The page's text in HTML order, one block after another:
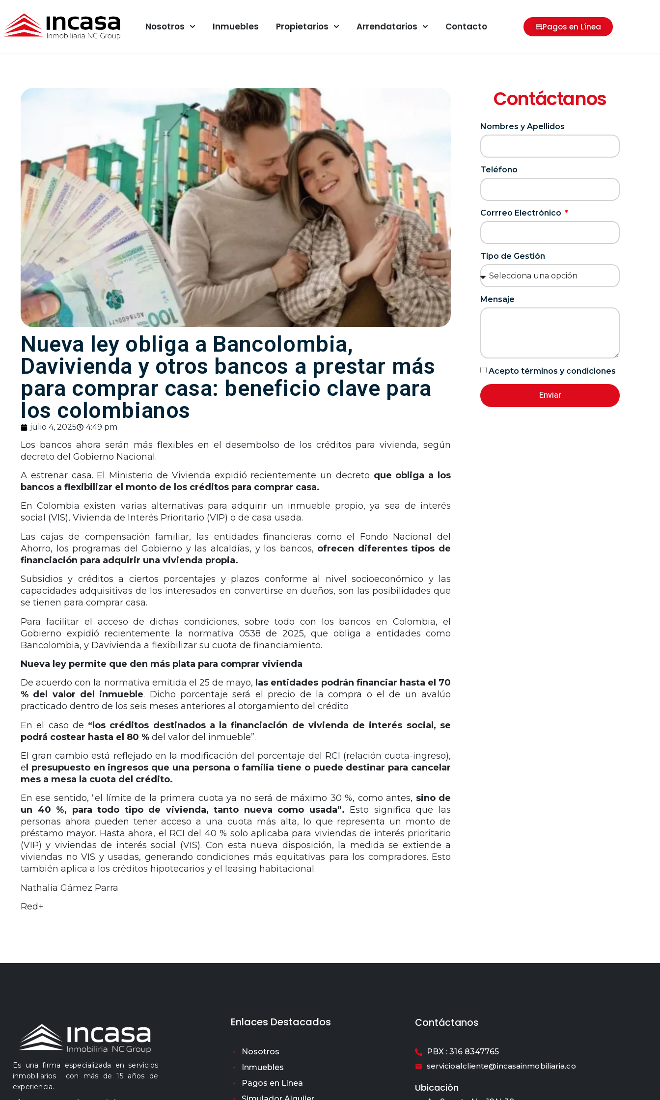
Nosotros Inmuebles Propietarios Arrendatarios Contacto Pagos en Línea
Nueva ley obliga a Bancolombia,
Davivienda y otros bancos a prestar más
para comprar casa: beneficio clave para
los colombianos
julio 4, 2025 4:49 pm
Los bancos ahora serán más flexibles en el desembolso de los créditos para vivienda, según
decreto del Gobierno Nacional.
A estrenar casa. El Ministerio de Vivienda expidió recientemente un decreto que obliga a los
bancos a flexibilizar el monto de los créditos para comprar casa.
En Colombia existen varias alternativas para adquirir un inmueble propio, ya sea de interés
social (VIS), Vivienda de Interés Prioritario (VIP) o de casa usada.
Las cajas de compensación familiar, las entidades financieras como el Fondo Nacional del
Ahorro, los programas del Gobierno y las alcaldías, y los bancos, ofrecen diferentes tipos de
financiación para adquirir una vivienda propia.
Subsidios y créditos a ciertos porcentajes y plazos conforme al nivel socioeconómico y las
capacidades adquisitivas de los interesados en convertirse en dueños, son las posibilidades que
se tienen para comprar casa.
Para facilitar el acceso de dichas condiciones, sobre todo con los bancos en Colombia, el
Gobierno expidió recientemente la normativa 0538 de 2025, que obliga a entidades como
Bancolombia, y Davivienda a flexibilizar su cuota de financiamiento.
Nueva ley permite que den más plata para comprar vivienda
De acuerdo con la normativa emitida el 25 de mayo, las entidades podrán financiar hasta el 70
% del valor del inmueble. Dicho porcentaje será el precio de la compra o el de un avalúo
practicado dentro de los seis meses anteriores al otorgamiento del crédito
En el caso de “los créditos destinados a la financiación de vivienda de interés social, se
podrá costear hasta el 80 % del valor del inmueble”.
El gran cambio está reflejado en la modificación del porcentaje del RCI (relación cuota-ingreso),
e l presupuesto en ingresos que una persona o familia tiene o puede destinar para cancelar
mes a mesa la cuota del crédito.
En ese sentido, “el límite de la primera cuota ya no será de máximo 30 %, como antes, sino de
un 40 %, para todo tipo de vivienda, tanto nueva como usada”. Esto significa que las
personas ahora pueden tener acceso a una cuota más alta, lo que representa un monto de
préstamo mayor. Hasta ahora, el RCI del 40 % solo aplicaba para viviendas de interés prioritario
(VIP) y viviendas de interés social (VIS). Con esta nueva disposición, la medida se extiende a
viviendas no VIS y usadas, generando condiciones más equitativas para los compradores. Esto
también aplica a los créditos hipotecarios y el leasing habitacional.
Nathalia Gámez Parra
Red+
Contáctanos
Nombres y Apellidos
Teléfono
Corrreo Electrónico
Tipo de Gestión
Mensaje
Acepto términos y condiciones
Enviar
Es una firma especializada en servicios
inmobiliarios con más de 15 años de
experiencia.
Enlaces Destacados
Nosotros
Inmuebles
Pagos en Línea
Contáctanos
PBX : 316 8347765
servicioalcliente@incasainmobiliaria.co
Ubicación